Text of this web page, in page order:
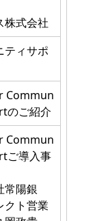
株式会社
ティサポ
Commun
のご紹介
Commun
ご導入事
常陽銀
ト営業